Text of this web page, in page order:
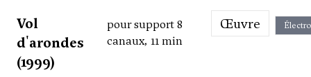
Vol
d'arondes
(1999)
pour support 8
canaux, 11 min
Œuvre